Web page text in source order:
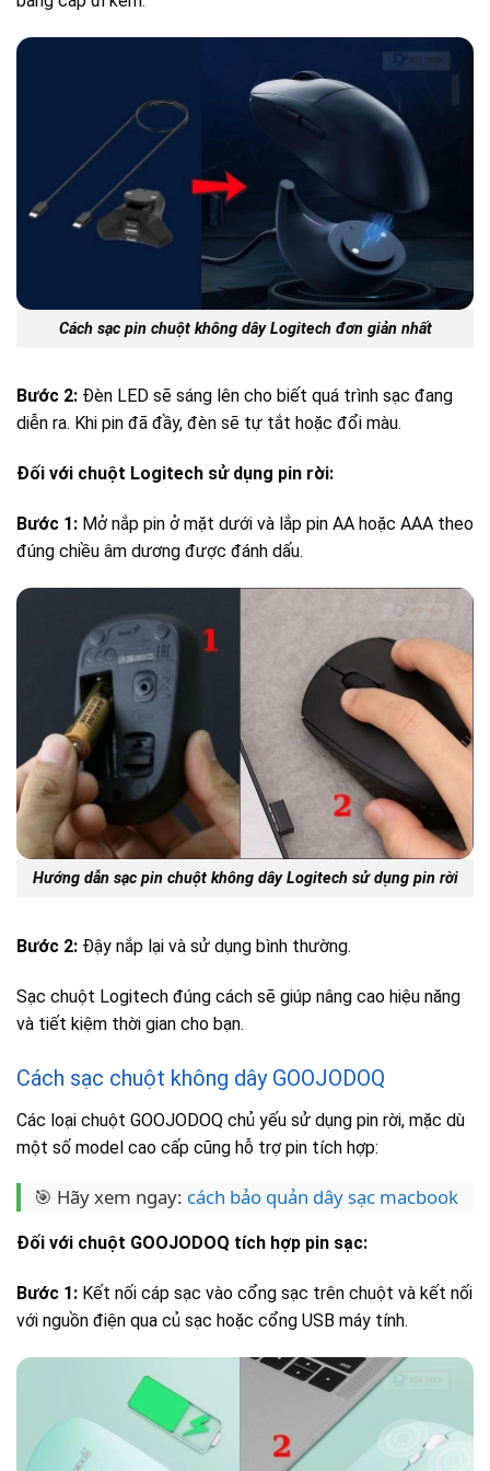
Cách sạc pin chuột không dây Logitech đơn giản nhất
Bước 2: Đèn LED sẽ sáng lên cho biết quá trình sạc đang
diễn ra. Khi pin đã đầy, đèn sẽ tự tắt hoặc đổi màu.
Đối với chuột Logitech sử dụng pin rời:
Bước 1: Mở nắp pin ở mặt dưới và lắp pin AA hoặc AAA theo
đúng chiều âm dương được đánh dấu.
Hướng dẫn sạc pin chuột không dây Logitech sử dụng pin rời
Bước 2: Đậy nắp lại và sử dụng bình thường.
Sạc chuột Logitech đúng cách sẽ giúp nâng cao hiệu năng
và tiết kiệm thời gian cho bạn.
Cách sạc chuột không dây GOOJODOQ
Các loại chuột GOOJODOQ chủ yếu sử dụng pin rời, mặc dù
một số model cao cấp cũng hỗ trợ pin tích hợp:
🎯 Hãy xem ngay: cách bảo quản dây sạc macbook
Đối với chuột GOOJODOQ tích hợp pin sạc:
Bước 1: Kết nối cáp sạc vào cổng sạc trên chuột và kết nối
với nguồn điện qua củ sạc hoặc cổng USB máy tính.